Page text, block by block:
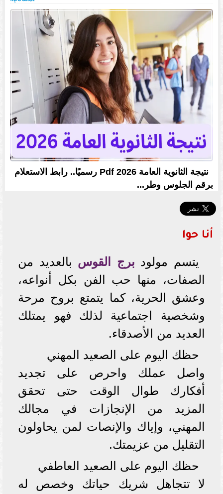
نتيجة الثانوية العامة 2026 Pdf رسميًا.. رابط الاستعلام
برقم الجلوس وطر...
أنا حوا
يتسم مولود برج القوس بالعديد من
الصفات، منها حب الفن بكل أنواعه،
وعشق الحرية، كما يتمتع بروح مرحة
وشخصية اجتماعية لذلك فهو يمتلك
العديد من الأصدقاء.
حظك اليوم على الصعيد المهني
واصل عملك واحرص على تجديد
أفكارك طوال الوقت حتى تحقق
المزيد من الإنجازات في مجالك
المهني، وإياك والإنصات لمن يحاولون
التقليل من عزيمتك.
حظك اليوم على الصعيد العاطفي
لا تتجاهل شريك حياتك وخصص له